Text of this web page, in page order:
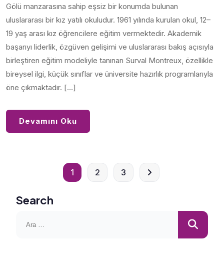
Gölü manzarasına sahip eşsiz bir konumda bulunan
uluslararası bir kız yatılı okuludur. 1961 yılında kurulan okul, 12–
19 yaş arası kız öğrencilere eğitim vermektedir. Akademik
başarıyı liderlik, özgüven gelişimi ve uluslararası bakış açısıyla
birleştiren eğitim modeliyle tanınan Surval Montreux, özellikle
bireysel ilgi, küçük sınıflar ve üniversite hazırlık programlarıyla
öne çıkmaktadır. […]
Devamını Oku
1 2 3
Search